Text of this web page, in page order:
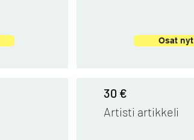
30 €
Artisti artikkeli
Osat nyt